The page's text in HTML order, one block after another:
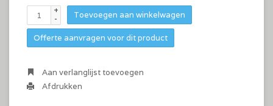
+
-
Toevoegen aan winkelwagen
Offerte aanvragen voor dit product
Aan verlanglijst toevoegen
Afdrukken